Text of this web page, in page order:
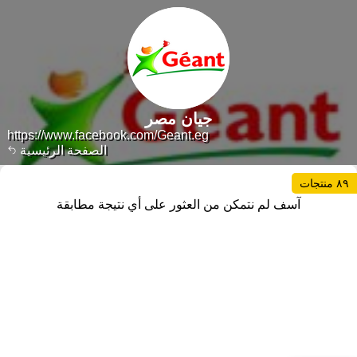
الصفحة الرئيسية
https://www.facebook.com/Geant.eg
جيان مصر
٨٩ منتجات
آسف لم نتمكن من العثور على أي نتيجة مطابقة